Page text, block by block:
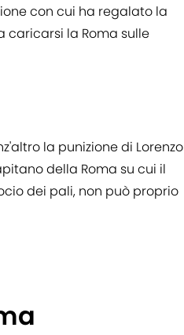
con cui ha regalato la
caricarsi la Roma sulle
la punizione di Lorenzo
della Roma su cui il
dei pali, non può proprio